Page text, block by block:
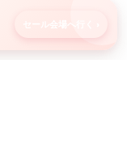
セール会場へ行く